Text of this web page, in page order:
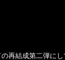
再結成第二弾に